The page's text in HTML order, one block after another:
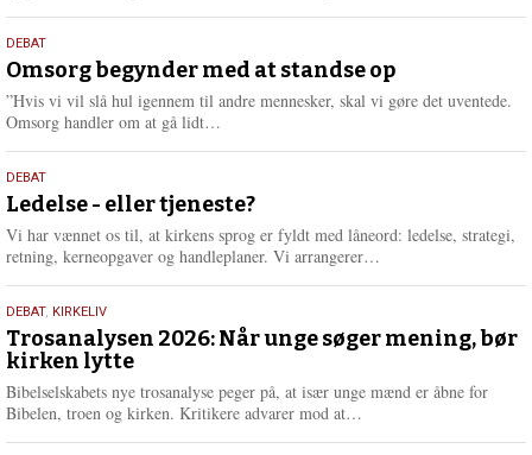
e
e
9.
juli
2026
DEBAT
Omsorg begynder med at standse op
”Hvis vi vil slå hul igennem til andre mennesker, skal vi gøre det uventede.
Omsorg handler om at gå lidt…
e
e
10.
juni
2026
DEBAT
Ledelse - eller tjeneste?
Vi har vænnet os til, at kirkens sprog er fyldt med låneord: ledelse, strategi,
retning, kerneopgaver og handleplaner. Vi arrangerer…
e
2.
juni
2026
DEBAT, KIRKELIV
Trosanalysen 2026: Når unge søger mening, bør
kirken lytte
Bibelselskabets nye trosanalyse peger på, at især unge mænd er åbne for
Bibelen, troen og kirken. Kritikere advarer mod at…